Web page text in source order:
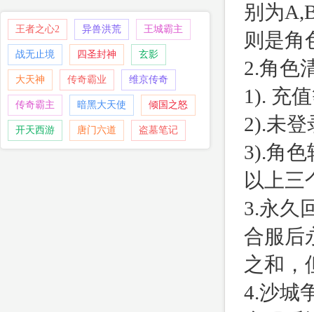
王者之心2 异兽洪荒 王城霸主
战无止境 四圣封神 玄影
大天神 传奇霸业 维京传奇
传奇霸主 暗黑大天使 倾国之怒
开天西游 唐门六道 盗墓笔记
别为
则是角
2.角
1). 充
2).未
3).角
以上三
3.永久
合服后
之和，
4.沙